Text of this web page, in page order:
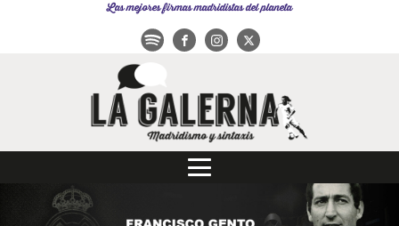
Las mejores firmas madridistas del planeta